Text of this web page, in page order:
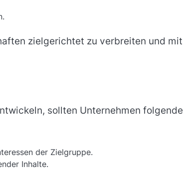
zielgerichtet zu verbreiten und mit
sollten Unternehmen folgende
der Zielgruppe.
Inhalte.